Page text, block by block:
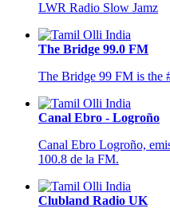
LWR Radio Slow Jamz
The Bridge 99.0 FM
The Bridge 99 FM is the
Canal Ebro - Logroño
Canal Ebro Logroño,
100.8 de la FM.
Clubland Radio UK